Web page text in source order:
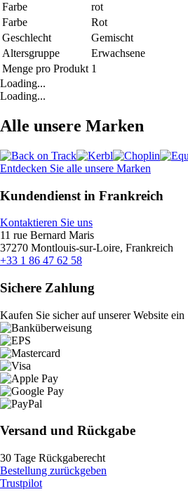
Farbe
rot
Farbe
Rot
Geschlecht
Gemischt
Altersgruppe
Erwachsene
Menge pro Produkt 1
Loading...
Loading...
Alle unsere Marken
Entdecken Sie alle unsere Marken
Kundendienst in Frankreich
Kontaktieren Sie uns
11 rue Bernard Maris
37270 Montlouis-sur-Loire, Frankreich
+33 1 86 47 62 58
Sichere Zahlung
Kaufen Sie sicher auf unserer Website ein
Versand und Rückgabe
30 Tage Rückgaberecht
Bestellung zurückgeben
Trustpilot